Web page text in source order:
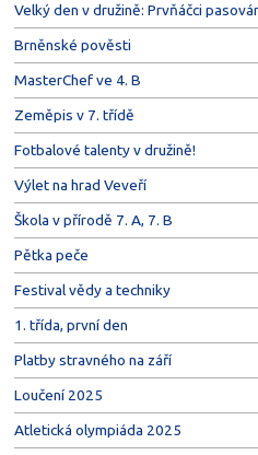
Velký den v družině: Prvňáčci
Brněnské pověsti
MasterChef ve 4. B
Zeměpis v 7. třídě
Fotbalové talenty v družině!
Výlet na hrad Veveří
Škola v přírodě 7. A, 7. B
Pětka peče
Festival vědy a techniky
1. třída, první den
Platby stravného na září
Loučení 2025
Atletická olympiáda 2025